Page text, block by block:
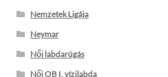
Nemzetek Ligája
Neymar
Női labdarúgás
Női OB I. vízilabda